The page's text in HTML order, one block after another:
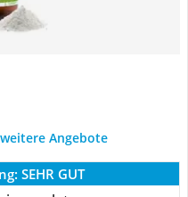
Angebote
SEHR GUT